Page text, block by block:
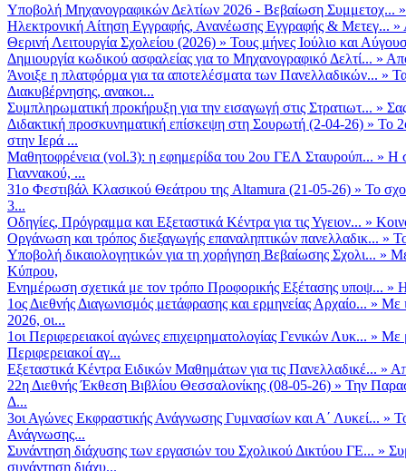
Υποβολή Μηχανογραφικών Δελτίων 2026 - Βεβαίωση Συμμετοχ...
Ηλεκτρονική Αίτηση Εγγραφής, Ανανέωσης Εγγραφής & Μετεγ... »
Θερινή Λειτουργία Σχολείου (2026) » Τους μήνες Ιούλιο και
Δημιουργία κωδικού ασφαλείας για το Μηχανογραφικό Δελτί... »
Άνοιξε η πλατφόρμα για τα αποτελέσματα των Πανελλαδικών... »
Διακυβέρνησης, ανακοι...
Συμπληρωματική προκήρυξη για την εισαγωγή στις Στρατιωτ... »
Διδακτική προσκυνηματική επίσκεψη στη Σουρωτή (2-04-26) » Το
στην Ιερά ...
Μαθητοφρένεια (vol.3): η εφημερίδα του 2ου ΓΕΛ Σταυρούπ... » Η
Γιαννακού, ...
31ο Φεστιβάλ Κλασικού Θεάτρου της Altamura (21-05-26) » Το
3...
Οδηγίες, Πρόγραμμα και Εξεταστικά Κέντρα για τις Υγειον... »
Οργάνωση και τρόπος διεξαγωγής επαναληπτικών πανελλαδικ... »
Υποβολή δικαιολογητικών για τη χορήγηση Βεβαίωσης Σχολι... »
Κύπρου,
Ενημέρωση σχετικά με τον τρόπο Προφορικής Εξέτασης υποψ... »
1ος Διεθνής Διαγωνισμός μετάφρασης και ερμηνείας Αρχαίο... » Με
2026, οι...
1οι Περιφερειακοί αγώνες επιχειρηματολογίας Γενικών Λυκ... » Με
Περιφερειακοί αγ...
Εξεταστικά Κέντρα Ειδικών Μαθημάτων για τις Πανελλαδικέ... »
22η Διεθνής Έκθεση Βιβλίου Θεσσαλονίκης (08-05-26) » Την
Δ...
3οι Αγώνες Εκφραστικής Ανάγνωσης Γυμνασίων και Α΄ Λυκεί... »
Ανάγνωσης...
Συνάντηση διάχυσης των εργασιών του Σχολικού Δικτύου ΓΕ... »
συνάντηση διάχυ...